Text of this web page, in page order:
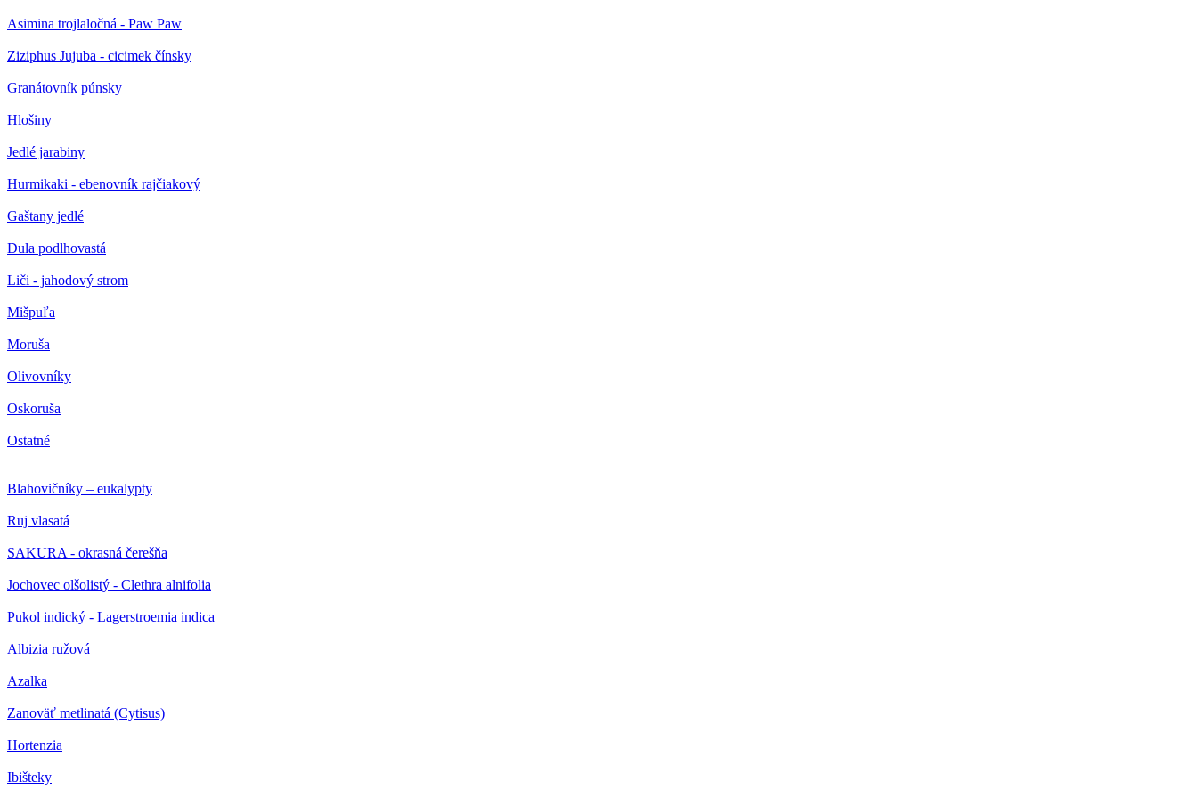
Asimina trojlaločná - Paw Paw
Ziziphus Jujuba - cicimek čínsky
Granátovník púnsky
Hlošiny
Jedlé jarabiny
Hurmikaki - ebenovník rajčiakový
Gaštany jedlé
Dula podlhovastá
Liči - jahodový strom
Mišpuľa
Moruša
Olivovníky
Oskoruša
Ostatné
Blahovičníky – eukalypty
Ruj vlasatá
SAKURA - okrasná čerešňa
Jochovec olšolistý - Clethra alnifolia
Pukol indický - Lagerstroemia indica
Albizia ružová
Azalka
Zanoväť metlinatá (Cytisus)
Hortenzia
Ibišteky